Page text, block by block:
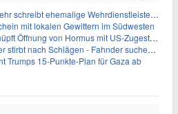
schreibt ehemalige Wehrdienstleistende an
mit lokalen Gewittern im Südwesten
Öffnung von Hormus mit US-Zugeständnissen
nach Schlägen - Fahnder suchen Autofahrer
Trumps 15-Punkte-Plan für Gaza ab